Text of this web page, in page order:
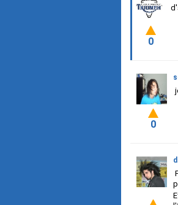
0
0